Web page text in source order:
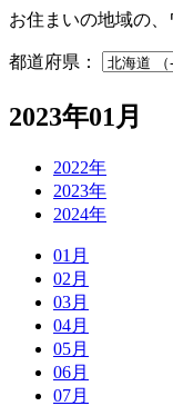
お住まいの地域の、
都道府県：
2023年01月
2022年
2023年
2024年
01月
02月
03月
04月
05月
06月
07月